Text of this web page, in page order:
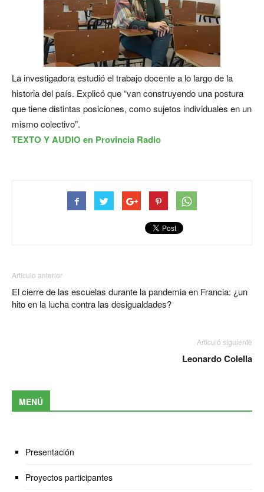
La investigadora estudió el trabajo docente a lo largo de la
historia del país. Explicó que “van construyendo una postura
que tiene distintas posiciones, como sujetos individuales en un
mismo colectivo”.
TEXTO Y AUDIO en Provincia Radio
Artículo anterior
El cierre de las escuelas durante la pandemia en Francia: ¿un
hito en la lucha contra las desigualdades?
Artículo siguiente
Leonardo Colella
MENÚ
Presentación
Proyectos participantes